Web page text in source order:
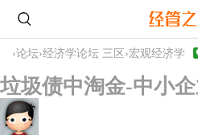
›论坛›经济学论坛 三区 ›宏观经济学
垃圾债中淘金-中小